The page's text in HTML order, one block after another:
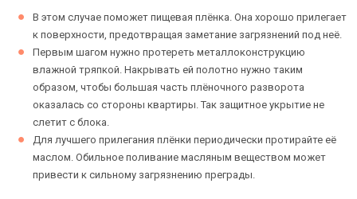
В этом случае поможет пищевая плёнка. Она хорошо прилегает
к поверхности, предотвращая заметание загрязнений под неё.
Первым шагом нужно протереть металлоконструкцию
влажной тряпкой. Накрывать ей полотно нужно таким
образом, чтобы большая часть плёночного разворота
оказалась со стороны квартиры. Так защитное укрытие не
слетит с блока.
Для лучшего прилегания плёнки периодически протирайте её
маслом. Обильное поливание масляным веществом может
привести к сильному загрязнению преграды.